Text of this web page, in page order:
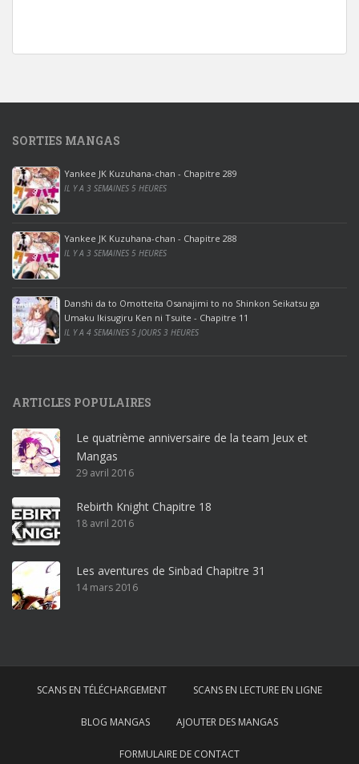
d
0
p
r
o
o
ff
i
c
e
2
0
1
r
o
ff
i
c
e
3
r
d
SORTIES MANGAS
Yankee JK Kuzuhana-chan - Chapitre 289
IL Y A 3 SEMAINES 5 HEURES
Yankee JK Kuzuhana-chan - Chapitre 288
IL Y A 3 SEMAINES 5 HEURES
Danshi da to Omotteita Osanajimi to no Shinkon Seikatsu ga
Umaku Ikisugiru Ken ni Tsuite - Chapitre 11
IL Y A 4 SEMAINES 5 JOURS 3 HEURES
ARTICLES POPULAIRES
Le quatrième anniversaire de la team Jeux et
Mangas
29 avril 2016
Rebirth Knight Chapitre 18
18 avril 2016
Les aventures de Sinbad Chapitre 31
14 mars 2016
SCANS EN TÉLÉCHARGEMENT SCANS EN LECTURE EN LIGNE
BLOG MANGAS AJOUTER DES MANGAS
FORMULAIRE DE CONTACT